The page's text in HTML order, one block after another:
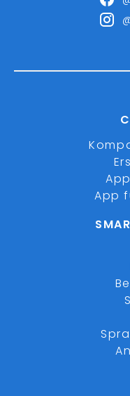
App